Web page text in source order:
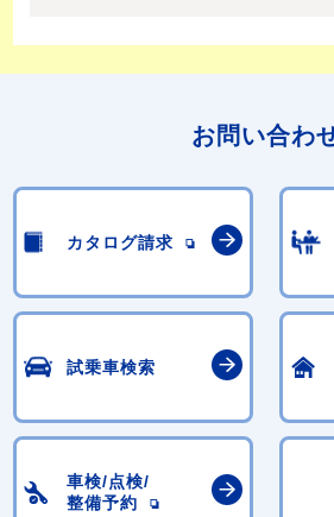
お問い合わ
カタログ請求
試乗車検索
車検/点検/
整備予約